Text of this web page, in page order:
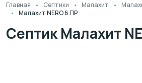
Главная Септики Малахит
Малахит NERO 6 ПР
Септик Малахит